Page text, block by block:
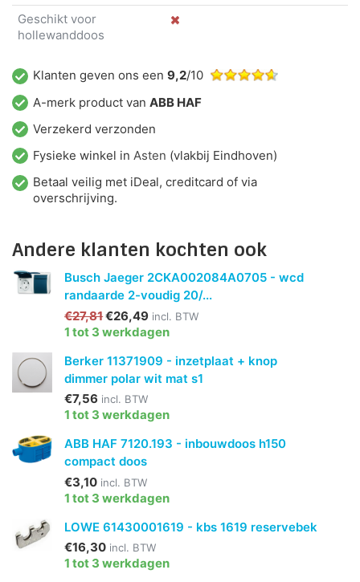
Geschikt voor
hollewanddoos
Klanten geven ons een 9,2/10
A-merk product van ABB HAF
Verzekerd verzonden
Fysieke winkel in Asten (vlakbij Eindhoven)
Betaal veilig met iDeal, creditcard of via
overschrijving.
Andere klanten kochten ook
Busch Jaeger 2CKA002084A0705 - wcd
randaarde 2-voudig 20/...
€27,81€26,49 incl. BTW
1 tot 3 werkdagen
Berker 11371909 - inzetplaat + knop
dimmer polar wit mat s1
€7,56 incl. BTW
1 tot 3 werkdagen
ABB HAF 7120.193 - inbouwdoos h150
compact doos
€3,10 incl. BTW
1 tot 3 werkdagen
LOWE 61430001619 - kbs 1619 reservebek
€16,30 incl. BTW
1 tot 3 werkdagen